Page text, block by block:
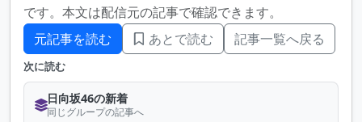
です。本文は配信元の記事で確認できます。
元記事を読む
あとで読む 記事一覧へ戻る
次に読む
日向坂46の新着
同じグループの記事へ